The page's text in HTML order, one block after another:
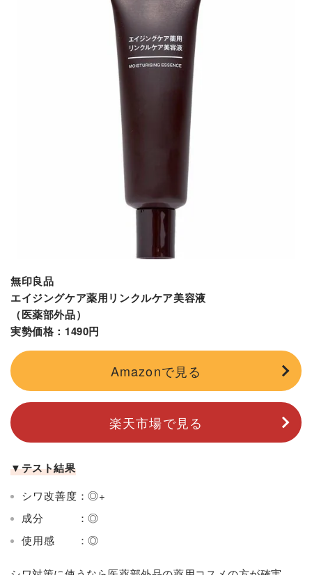
無印良品
エイジングケア薬用リンクルケア美容液
（医薬部外品）
実勢価格：1490円
Amazonで見る
楽天市場で見る
▼テスト結果
シワ改善度：◎+
成分 ：◎
使用感 ：◎